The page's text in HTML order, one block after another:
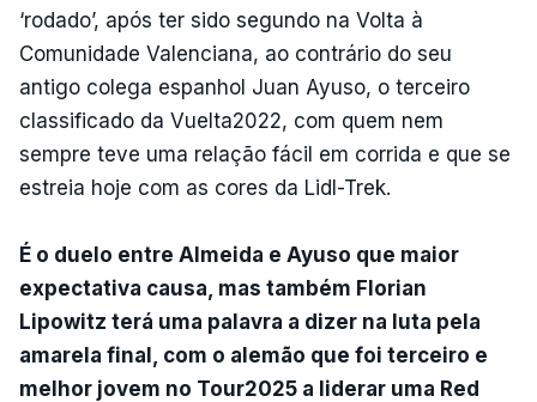
‘rodado’, após ter sido segundo na Volta à
Comunidade Valenciana, ao contrário do seu
antigo colega espanhol Juan Ayuso, o terceiro
classificado da Vuelta2022, com quem nem
sempre teve uma relação fácil em corrida e que se
estreia hoje com as cores da Lidl-Trek.
É o duelo entre Almeida e Ayuso que maior
expectativa causa, mas também Florian
Lipowitz terá uma palavra a dizer na luta pela
amarela final, com o alemão que foi terceiro e
melhor jovem no Tour2025 a liderar uma Red